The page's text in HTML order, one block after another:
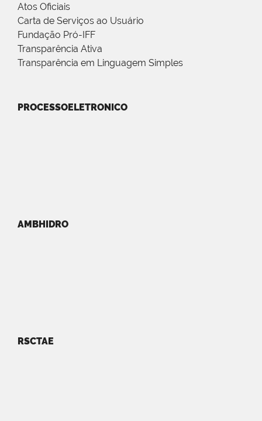
Atos Oficiais
Carta de Serviços ao Usuário
Fundação Pró-IFF
Transparência Ativa
Transparência em Linguagem Simples
PROCESSOELETRONICO
AMBHIDRO
RSCTAE